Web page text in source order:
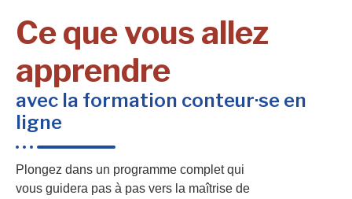
Ce que vous allez
apprendre
avec la formation conteur·se en
ligne
Plongez dans un programme complet qui
vous guidera pas à pas vers la maîtrise de